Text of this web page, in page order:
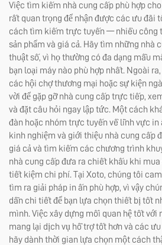
Việc tìm kiếm nhà cung cấp phù hợp
rất quan trọng để nhận được các ưu đãi
cách tìm kiếm trực tuyến — nhiều công
sản phẩm và giá cả. Hãy tìm những nhà
thuật số, vì họ thường có đa dạng mẫu
bạn loại máy nào phù hợp nhất. Ngoài
các hội chợ thương mại hoặc sự kiện
vời để gặp gỡ nhà cung cấp trực tiếp,
và đặt câu hỏi ngay lập tức. Một cách
đàn hoặc nhóm trực tuyến về lĩnh vực in
kinh nghiệm và giới thiệu nhà cung cấp
giá cả và tìm kiếm các chương trình
nhà cung cấp đưa ra chiết khấu khi mua
tiết kiệm chi phí. Tại Xoto, chúng tôi
tìm ra giải pháp in ấn phù hợp, vì vậy
dẫn chi tiết để bạn lựa chọn thiết bị tốt
mình. Việc xây dựng mối quan hệ tốt với
mang lại dịch vụ hỗ trợ tốt hơn và các
hãy dành thời gian lựa chọn một cách